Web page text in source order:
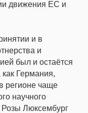
движения ЕС и
и в
и
был и остаётся
Германия,
регионе чаще
научного
Люксембург